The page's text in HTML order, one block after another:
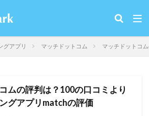
グアプリ マッチドットコム マッチドットコ
ムの評判は？100の口コミより
グアプリmatchの評価